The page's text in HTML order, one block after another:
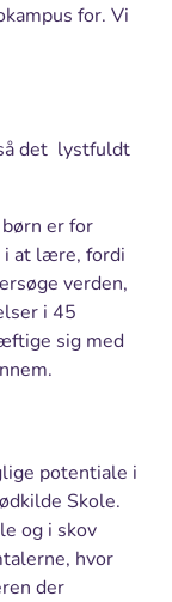
for. Vi
det lystfuldt
er for
i at lære, fordi
verden,
i 45
sig med
potentiale i
Skole.
og i skov
hvor
der